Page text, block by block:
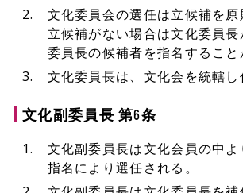
文化委員会の選任は立候補を原
立候補がない場合は文化委員
委員長の候補者を指名すること
文化委員長は、文化会を統轄し
文化副委員長 第6条
文化副委員長は文化会員の中
指名により選任される。